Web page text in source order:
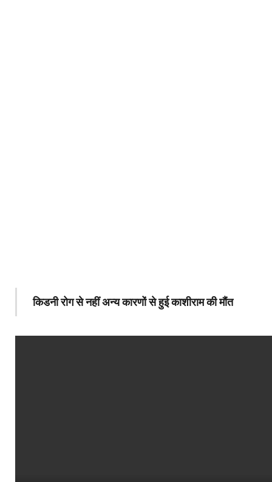
किडनी रोग से नहीं अन्य कारणों से हुई काशीराम की मौंत